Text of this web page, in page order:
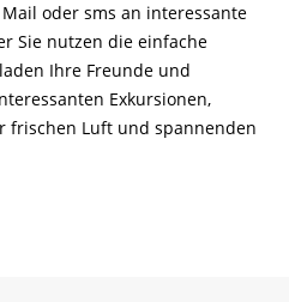
oder sms an interessante
Sie nutzen die einfache
Ihre Freunde und
Exkursionen,
frischen Luft und spannenden